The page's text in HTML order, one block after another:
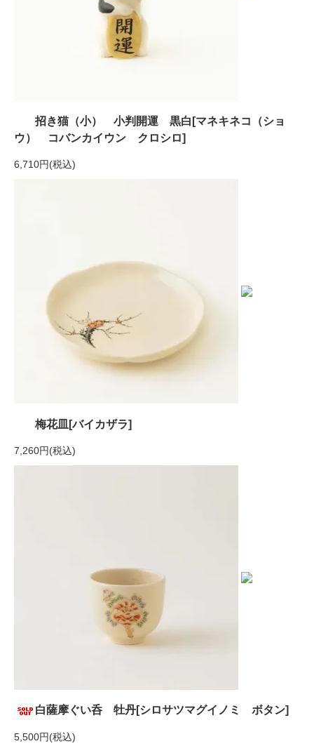
招き猫（小） 小判開運 黒白[マネキネコ（ショ
ウ） コバンカイウン クロシロ]
6,710円(税込)
梅花皿[バイカザラ]
7,260円(税込)
白薩摩ぐい呑 牡丹[シロサツマグイノミ ボタン]
5,500円(税込)